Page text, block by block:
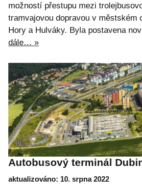
možností přestupu mezi
tramvajovou dopravou v městském
Hory a Hulváky. Byla postavena
dále… »
Autobusový terminál
aktualizováno: 10. srpna 2022